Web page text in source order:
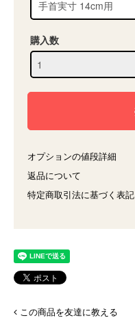
購入数
オプションの値段詳細
返品について
特定商取引法に基づく表記
この商品を友達に教える